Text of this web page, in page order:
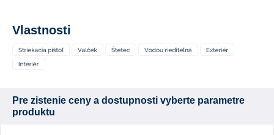
Vlastnosti
Pre zistenie ceny a dostupnosti vyberte parametre
produktu